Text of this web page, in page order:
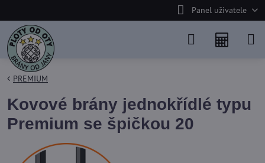
Panel uživatele
PREMIUM
Kovové brány jednokřídlé typu
Premium se špičkou 20